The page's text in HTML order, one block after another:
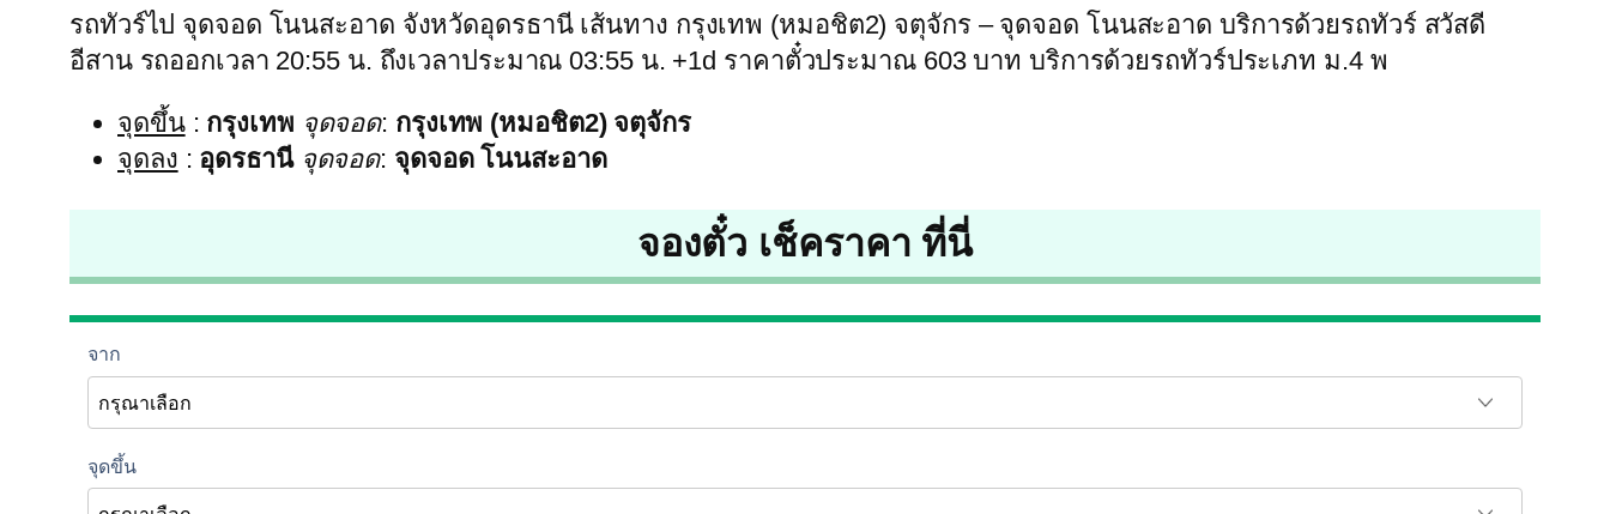
รถทัวร์ไป จุดจอด โนนสะอาด จังหวัดอุดรธานี เส้นทาง กรุงเทพ (หมอชิต2) จตุจักร – จุดจอด โนนสะอาด บริการด้วยรถทัวร์ สวัสดี
อีสาน รถออกเวลา 20:55 น. ถึงเวลาประมาณ 03:55 น. +1d ราคาตั๋วประมาณ 603 บาท บริการด้วยรถทัวร์ประเภท ม.4 พ
จุดขึ้น: กรุงเทพ จุดจอด: กรุงเทพ (หมอชิต2) จตุจักร
จุดลง : อุดรธานี จุดจอด: จุดจอด โนนสะอาด
จองตั๋ว เช็คราคา ที่นี่